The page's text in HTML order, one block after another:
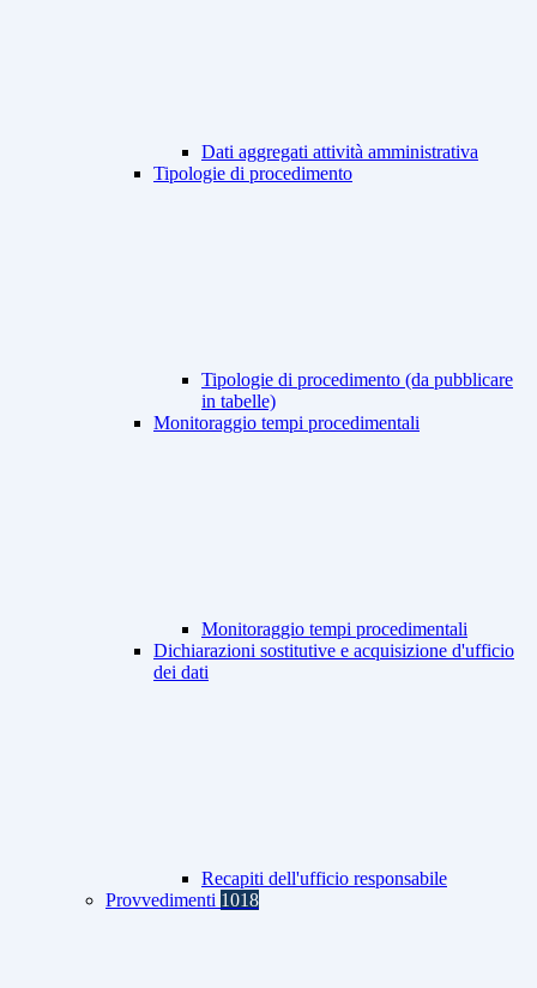
Dati aggregati attività amministrativa
Tipologie di procedimento
Tipologie di procedimento (da pubblicare
in tabelle)
Monitoraggio tempi procedimentali
Monitoraggio tempi procedimentali
Dichiarazioni sostitutive e acquisizione d'ufficio
dei dati
Recapiti dell'ufficio responsabile
Provvedimenti 1018